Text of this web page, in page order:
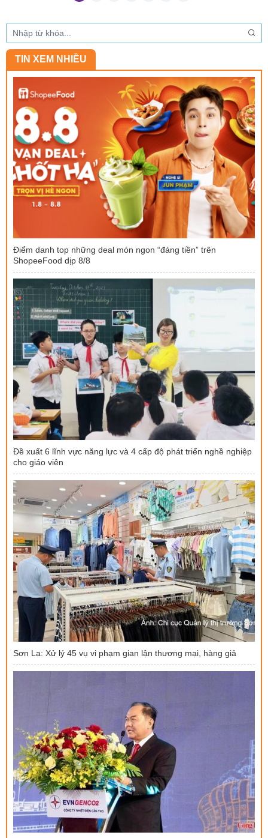
TIN XEM NHIỀU
Điểm danh top những deal món ngon “đáng tiền” trên
ShopeeFood dịp 8/8
Đề xuất 6 lĩnh vực năng lực và 4 cấp độ phát triển nghề nghiệp
cho giáo viên
Sơn La: Xử lý 45 vụ vi phạm gian lận thương mại, hàng giả